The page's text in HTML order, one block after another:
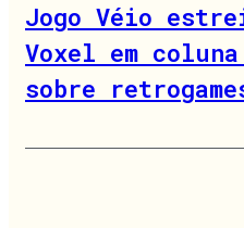
Jogo Véio
Voxel em
sobre